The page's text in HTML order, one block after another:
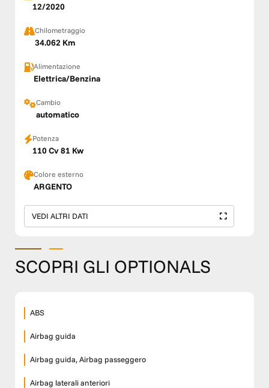
12/2020
Chilometraggio
34.062 Km
Alimentazione
Elettrica/Benzina
Cambio
automatico
Potenza
110 Cv 81 Kw
Colore esterno
ARGENTO
VEDI ALTRI DATI
SCOPRI GLI OPTIONALS
ABS
Airbag guida
Airbag guida, Airbag passeggero
Airbag laterali anteriori